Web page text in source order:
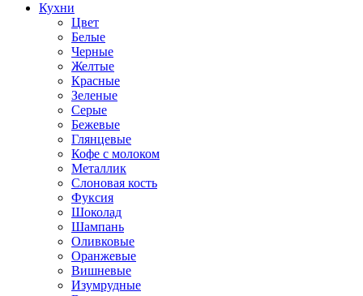
Кухни
Цвет
Белые
Черные
Желтые
Красные
Зеленые
Серые
Бежевые
Глянцевые
Кофе с молоком
Металлик
Слоновая кость
Фуксия
Шоколад
Шампань
Оливковые
Оранжевые
Вишневые
Изумрудные